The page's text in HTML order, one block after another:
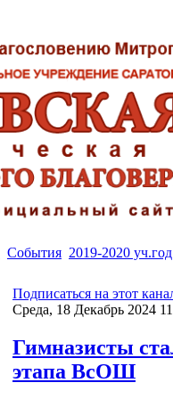
События 2019-2020 уч.год
Подписаться на этот
Среда, 18 Декабрь 2024
Гимназисты
этапа ВсОШ